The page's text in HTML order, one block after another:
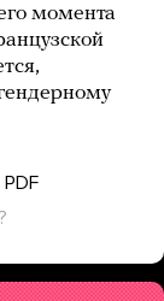
момента
PDF